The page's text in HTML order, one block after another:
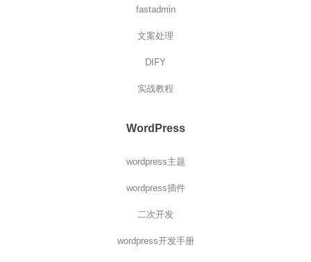
fastadmin
文案处理
DIFY
实战教程
WordPress
wordpress主题
wordpress插件
二次开发
wordpress开发手册